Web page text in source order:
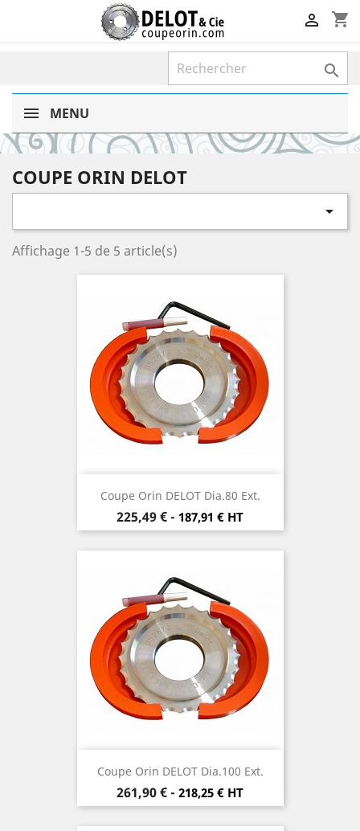
shopping_cart


MENU
COUPE ORIN DELOT

Affichage 1-5 de 5 article(s)
Coupe Orin DELOT Dia.80 Ext.
Prix
225,49 €- 187,91 € HT
Coupe Orin DELOT Dia.100 Ext.
Prix
261,90 €- 218,25 € HT